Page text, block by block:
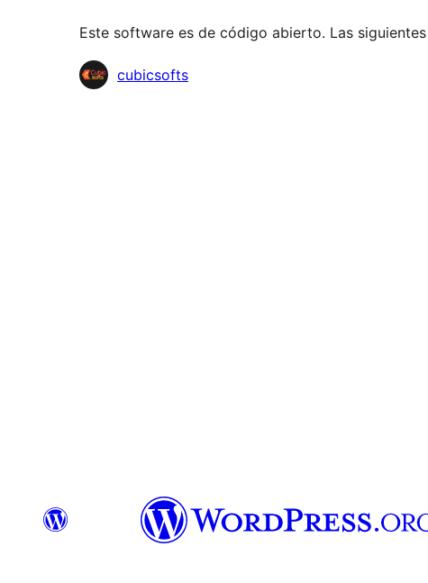
Este software es de código abierto. Las
Colaboradores
cubicsofts